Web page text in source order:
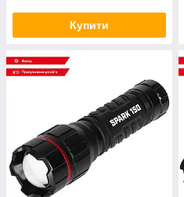
Купити